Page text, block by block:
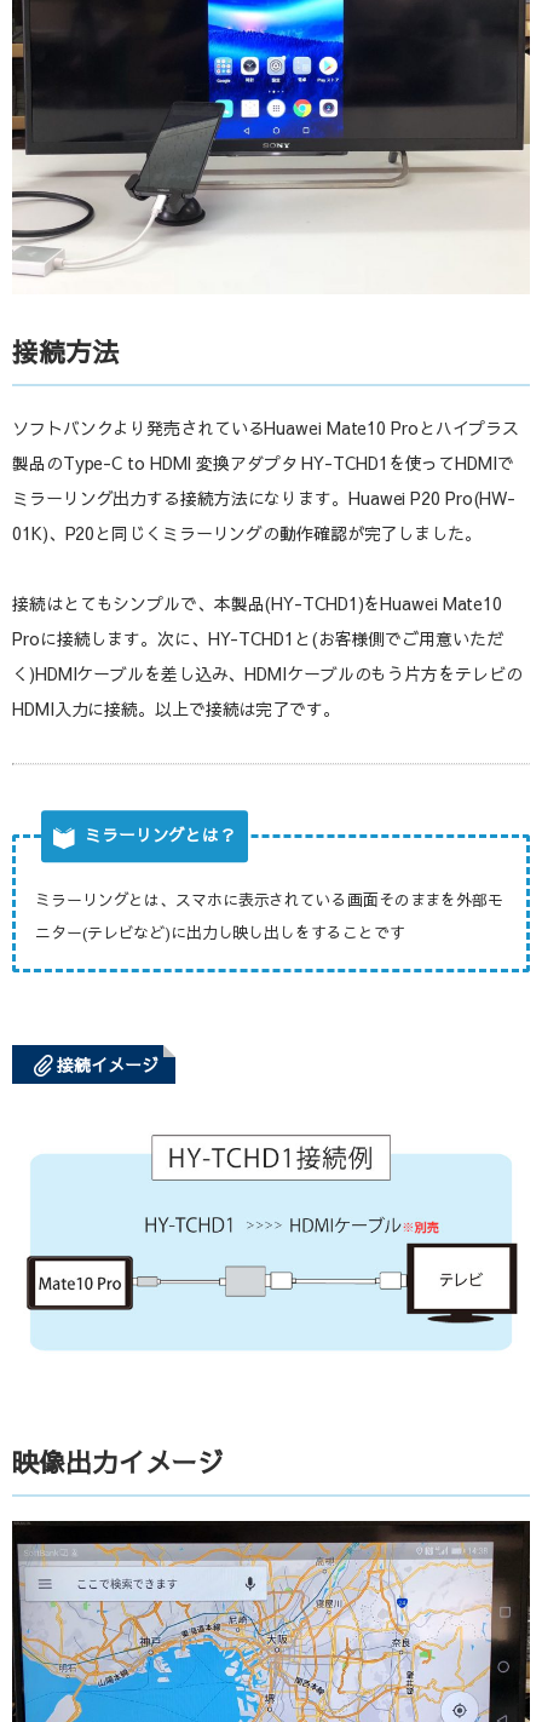
接続方法
ソフトバンクより発売されているHuawei Mate10 Proとハイプラス
製品のType-C to HDMI 変換アダプタ HY-TCHD1を使ってHDMIで
ミラーリング出力する接続方法になります。Huawei P20 Pro(HW-
01K)、P20と同じくミラーリングの動作確認が完了しました。
接続はとてもシンプルで、本製品(HY-TCHD1)をHuawei Mate10
Proに接続します。次に、HY-TCHD1と(お客様側でご用意いただ
く)HDMIケーブルを差し込み、HDMIケーブルのもう片方をテレビの
HDMI入力に接続。以上で接続は完了です。
ミラーリングとは？
ミラーリングとは、スマホに表示されている画面そのままを外部モ
ニター(テレビなど)に出力し映し出しをすることです
接続イメージ
映像出力イメージ